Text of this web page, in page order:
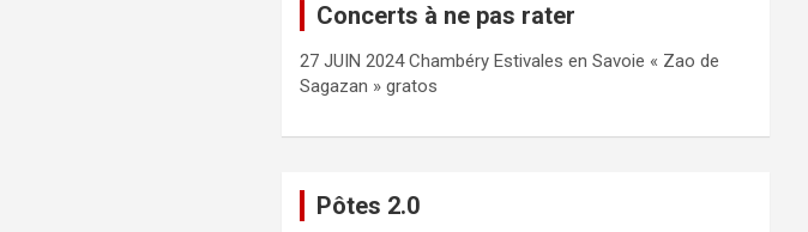
le
Concerts à ne pas rater
27 JUIN 2024 Chambéry Estivales en Savoie « Zao de
Sagazan » gratos
Pôtes 2.0